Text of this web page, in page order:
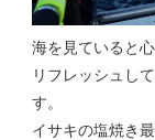
海を見ていると
リフレッシュし
す。
イサキの塩焼き